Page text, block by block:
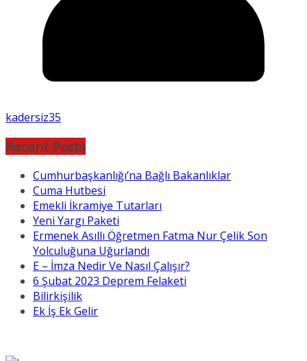
kadersiz35
Recent Posts
Cumhurbaşkanlığı’na Bağlı Bakanlıklar
Cuma Hutbesi
Emekli İkramiye Tutarları
Yeni Yargı Paketi
Ermenek Asıllı Öğretmen Fatma Nur Çelik Son
Yolculuğuna Uğurlandı
E – İmza Nedir Ve Nasıl Çalışır?
6 Şubat 2023 Deprem Felaketi
Bilirkişilik
Ek İş Ek Gelir